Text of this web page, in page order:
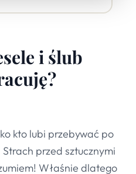
i ślub
kto lubi przebywać po
przed sztucznymi
Właśnie dlatego